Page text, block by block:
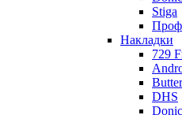
Stiga
Накладки
729
DHS
Donic